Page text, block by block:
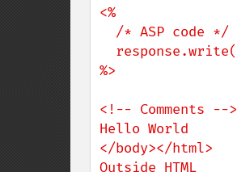
<%
%>
<!-- Comments -->
Hello World
</body></html>